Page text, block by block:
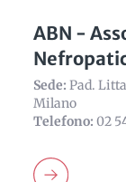
ABN -
Sede: Pad.
Milano
Telefono: 02